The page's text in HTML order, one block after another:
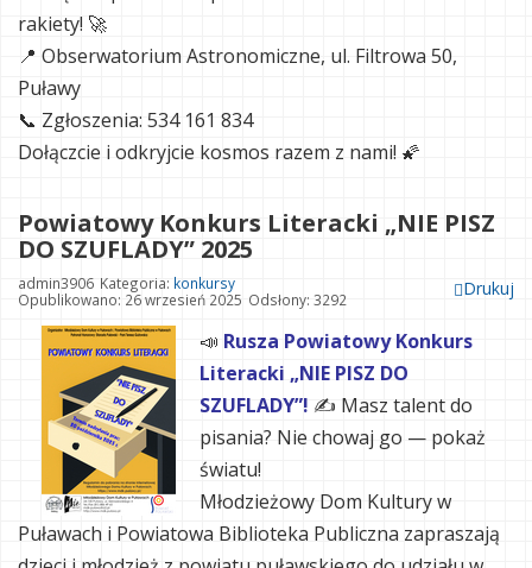
rakiety! 🚀
📍 Obserwatorium Astronomiczne, ul. Filtrowa 50,
Puławy
📞 Zgłoszenia: 534 161 834
Dołączcie i odkryjcie kosmos razem z nami! 🌠
Powiatowy Konkurs Literacki „NIE PISZ
DO SZUFLADY” 2025
Drukuj
admin3906 Kategoria: konkursy
Opublikowano: 26 wrzesień 2025 Odsłony: 3292
📣 Rusza Powiatowy Konkurs
Literacki „NIE PISZ DO
SZUFLADY”! ✍️ Masz talent do
pisania? Nie chowaj go — pokaż
światu!
Młodzieżowy Dom Kultury w
Puławach i Powiatowa Biblioteka Publiczna zapraszają